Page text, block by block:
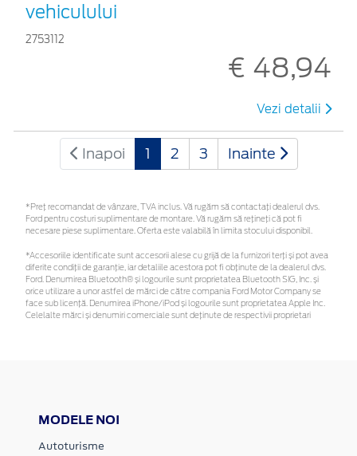
vehiculului
2753112
€ 48,94
Vezi detalii
Inapoi 1 2 3 Inainte
*Preţ recomandat de vânzare, TVA inclus. Vă rugăm să contactaţi dealerul dvs.
Ford pentru costuri suplimentare de montare. Vă rugăm să rețineți că pot fi
necesare piese suplimentare. Oferta este valabilă în limita stocului disponibil.
*Accesoriile identificate sunt accesorii alese cu grijă de la furnizori terți și pot avea
diferite condiții de garanție, iar detaliile acestora pot fi obținute de la dealerul dvs.
Ford. Denumirea Bluetooth® și logourile sunt proprietatea Bluetooth SIG, Inc. și
orice utilizare a unor astfel de mărci de către compania Ford Motor Company se
face sub licență. Denumirea iPhone/iPod și logourile sunt proprietatea Apple Inc.
Celelalte mărci și denumiri comerciale sunt deținute de respectivii proprietari
MODELE NOI
Autoturisme